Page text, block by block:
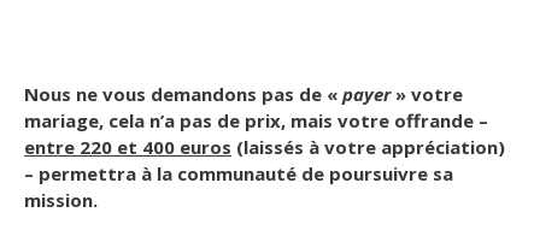
Nous ne vous demandons pas de « payer» votre
mariage, cela n’a pas de prix, mais votre offrande –
entre 220 et 400 euros (laissés à votre appréciation)
– permettra à la communauté de poursuivre sa
mission.